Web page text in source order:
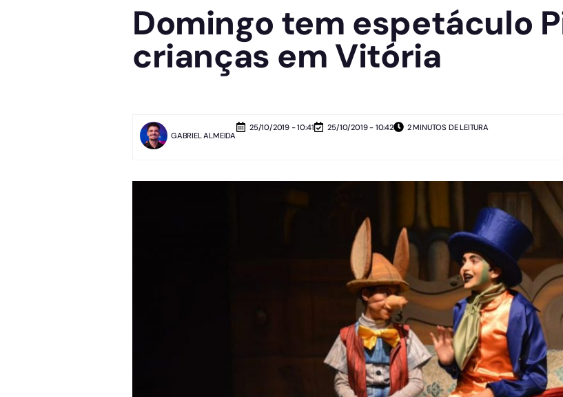
Domingo tem espetáculo
crianças em Vitória
GABRIEL ALMEIDA
25/10/2019 - 10:41 25/10/2019 - 10:42 2 MINUTOS DE LEITURA